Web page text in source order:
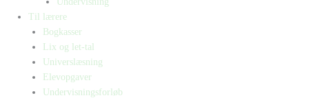
Til lærere
Bogkasser
Lix og let-tal
Universlæsning
Elevopgaver
Undervisningsforløb